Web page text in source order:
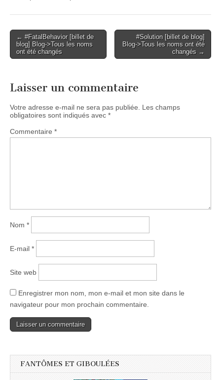
Post
navigation
← #FatalBehavior [billet de
blog] Blog->Tous les noms
ont été changés
#Solution [billet de blog]
Blog->Tous les noms ont été
changés →
Laisser un commentaire
Votre adresse e-mail ne sera pas publiée.
Les champs
obligatoires sont indiqués avec *
Commentaire *
Nom *
E-mail *
Site web
Enregistrer mon nom, mon e-mail et mon site dans le
navigateur pour mon prochain commentaire.
FANTÔMES ET GIBOULÉES